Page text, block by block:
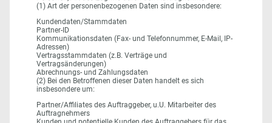
(1) Art der personenbezogenen Daten sind insbesondere:
Kundendaten/Stammdaten
Partner-ID
Kommunikationsdaten (Fax- und Telefonnummer, E-Mail, IP-
Adressen)
Vertragsstammdaten (z.B. Verträge und
Vertragsänderungen)
Abrechnungs- und Zahlungsdaten
(2) Bei den Betroffenen dieser Daten handelt es sich
insbesondere um:
Partner/Affiliates des Auftraggeber, u.U. Mitarbeiter des
Auftragnehmers